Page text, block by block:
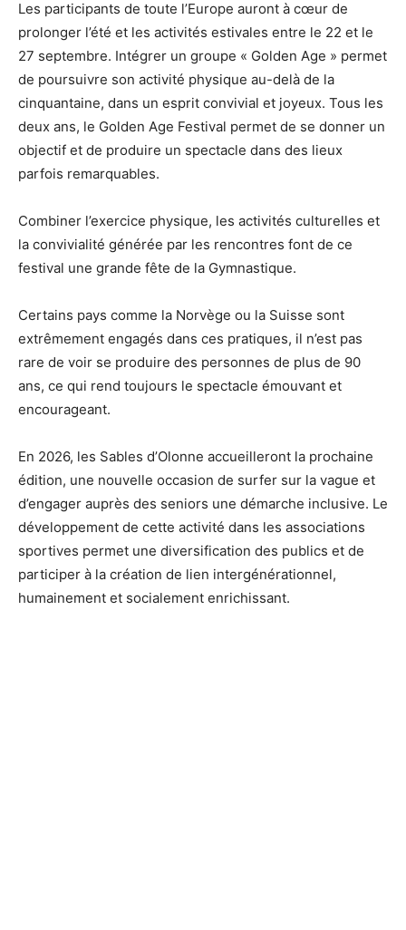
Les participants de toute l’Europe auront à cœur de
prolonger l’été et les activités estivales entre le 22 et le
27 septembre. Intégrer un groupe « Golden Age » permet
de poursuivre son activité physique au-delà de la
cinquantaine, dans un esprit convivial et joyeux. Tous les
deux ans, le Golden Age Festival permet de se donner un
objectif et de produire un spectacle dans des lieux
parfois remarquables.
Combiner l’exercice physique, les activités culturelles et
la convivialité générée par les rencontres font de ce
festival une grande fête de la Gymnastique.
Certains pays comme la Norvège ou la Suisse sont
extrêmement engagés dans ces pratiques, il n’est pas
rare de voir se produire des personnes de plus de 90
ans, ce qui rend toujours le spectacle émouvant et
encourageant.
En 2026, les Sables d’Olonne accueilleront la prochaine
édition, une nouvelle occasion de surfer sur la vague et
d’engager auprès des seniors une démarche inclusive. Le
développement de cette activité dans les associations
sportives permet une diversification des publics et de
participer à la création de lien intergénérationnel,
humainement et socialement enrichissant.